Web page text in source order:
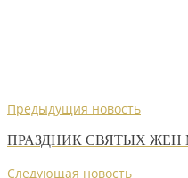
Предыдущия новость
ПРАЗДНИК СВЯТЫХ
Следующая новость